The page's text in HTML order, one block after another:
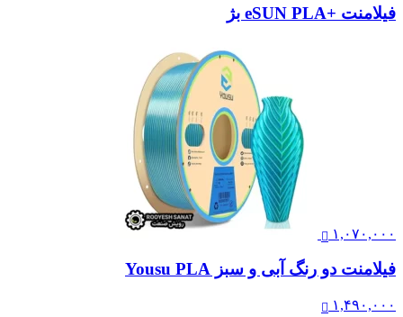
فیلامنت +eSUN PLA بژ
۱,۰۷۰,۰۰۰
فیلامنت دو رنگ آبی و سبز Yousu PLA
۱,۴۹۰,۰۰۰